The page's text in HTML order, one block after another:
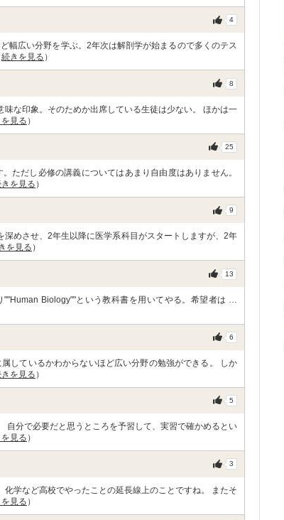
4
幅広い分野を学ぶ。2年次は解剖学が始まるので多くのテス
続きを見る ）
8
な印象。そのためか出席している生徒は少ない。 ほかは一
見る ）
25
ただし必修の講義についてはあまり自由度はありません。
を見る ）
9
めさせ、2年生以降に医学系科目がスタートしますが、2年
を見る ）
13
Biology""という教科書を用いてやる。希望者は …
6
しているかわからないほど広い分野の勉強ができる。 しか
を見る ）
5
分で必要だと思うところを予習して、実習で確かめるとい
見る ）
3
学など高校でやったことの延長線上のことですね。 またそ
見る ）